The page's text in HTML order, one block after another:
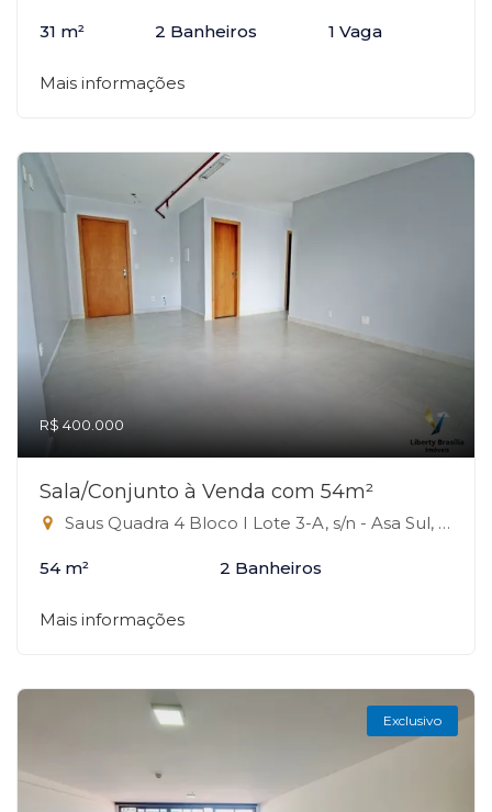
31 m² 2 Banheiros 1 Vaga
Mais informações
R$ 400.000
Sala/Conjunto à Venda com 54m²
Saus Quadra 4 Bloco I Lote 3-A, s/n - Asa Sul, Brasília-DF
54 m² 2 Banheiros
Mais informações
Exclusivo